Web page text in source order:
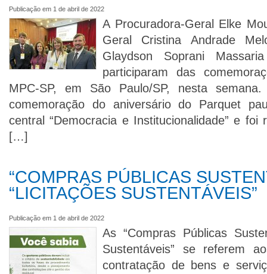
Publicação em 1 de abril de 2022
A Procuradora-Geral Elke
Geral Cristina Andrade
Glaydson Soprani
participaram das
MPC-SP, em São Paulo/SP, nesta
comemoração do aniversário do Parquet
central “Democracia e Institucionalidade” e foi
[…]
“COMPRAS PÚBLICAS
“LICITAÇÕES SUSTENTÁVEIS”
Publicação em 1 de abril de 2022
As “Compras Públicas
Sustentáveis” se referem
contratação de bens e